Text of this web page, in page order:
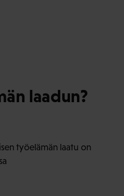
laadun?
työelämän laatu on